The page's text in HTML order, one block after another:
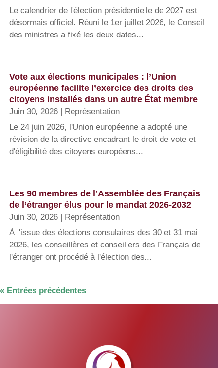
Le calendrier de l'élection présidentielle de 2027 est
désormais officiel. Réuni le 1er juillet 2026, le Conseil
des ministres a fixé les deux dates...
Vote aux élections municipales : l’Union
européenne facilite l’exercice des droits des
citoyens installés dans un autre État membre
Juin 30, 2026 | Représentation
Le 24 juin 2026, l'Union européenne a adopté une
révision de la directive encadrant le droit de vote et
d'éligibilité des citoyens européens...
Les 90 membres de l’Assemblée des Français
de l’étranger élus pour le mandat 2026-2032
Juin 30, 2026 | Représentation
À l'issue des élections consulaires des 30 et 31 mai
2026, les conseillères et conseillers des Français de
l'étranger ont procédé à l'élection des...
« Entrées précédentes